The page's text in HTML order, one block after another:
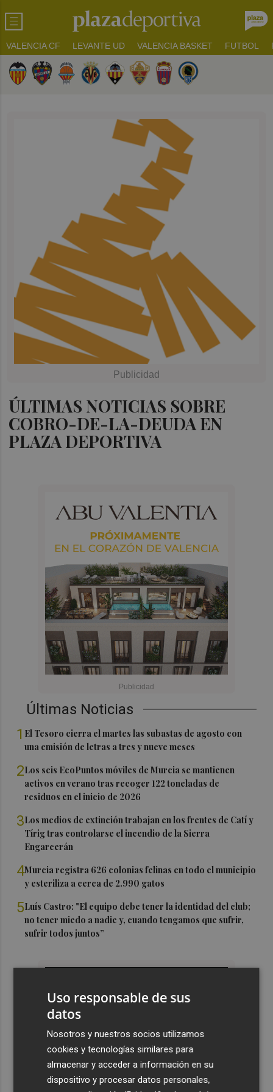
VALENCIA CF LEVANTE UD VALENCIA BASKET FUTBOL
ÚLTIMAS NOTICIAS SOBRE
COBRO-DE-LA-DEUDA EN
PLAZA DEPORTIVA
Últimas Noticias
1 El Tesoro cierra el martes las subastas de agosto con
una emisión de letras a tres y nueve meses
2Los seis EcoPuntos móviles de Murcia se mantienen
activos en verano tras recoger 122 toneladas de
residuos en el inicio de 2026
3Los medios de extinción trabajan en los frentes de Catí y
Tírig tras controlarse el incendio de la Sierra
Engarcerán
4Murcia registra 626 colonias felinas en todo el municipio
y esteriliza a cerca de 2.990 gatos
5Luís Castro: "El equipo debe tener la identidad del club;
no tener miedo a nadie y, cuando tengamos que sufrir,
sufrir todos juntos”
Uso responsable de sus
datos
Nosotros y nuestros socios utilizamos
cookies y tecnologías similares para
almacenar y acceder a información en su
dispositivo y procesar datos personales,